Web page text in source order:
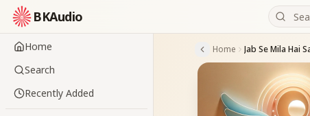
BKAudio
Home
Search
Recently Added
Home Jab Se Mila Hai